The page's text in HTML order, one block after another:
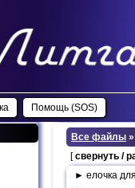
Помощь (SOS)
Все файлы
[свернуть /
► елочка